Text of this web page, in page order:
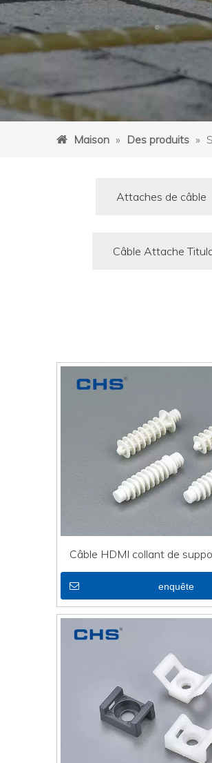
Maison » Des produits »
Attaches de câble
Câble Attache
Câble HDMI collant de
haute
enquête